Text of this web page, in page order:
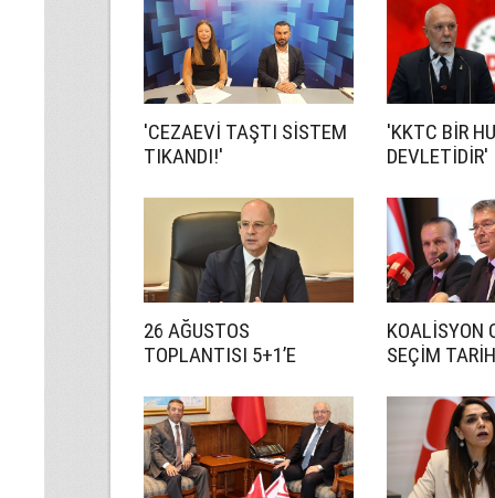
'CEZAEVİ TAŞTI SİSTEM
TIKANDI!'
'KKTC BİR
DEVLETİDİR'
26 AĞUSTOS
TOPLANTISI 5+1’E
KOALİSYON
SEÇİM